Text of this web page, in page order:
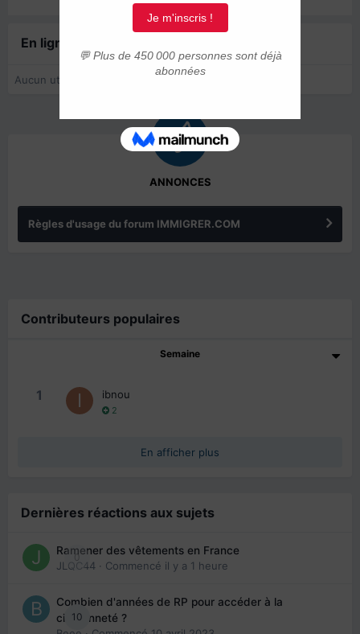
En ligne récemment
Aucun utilisateur enregistré regarde cette page.
ANNONCES
Règles d'usage du forum IMMIGRER.COM
Contributeurs populaires
Semaine
1 ibnou
2
En afficher plus
Dernières réactions aux sujets
0
Ramener des vêtements en France
JLQC44 · Commencé il y a 1 heure
10
Combien d'années de RP pour accéder à la
citoyenneté ?